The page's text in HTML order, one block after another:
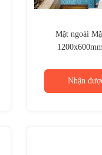
Mặt ngoài
Nhận